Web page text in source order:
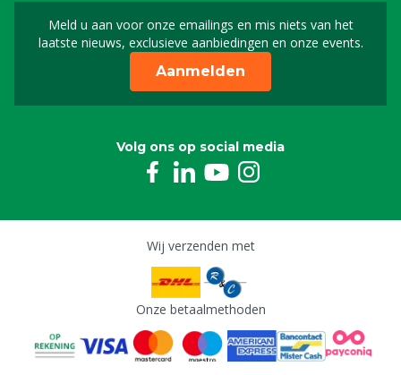
Meld u aan voor onze emailings en mis niets van het
laatste nieuws, exclusieve aanbiedingen en onze events.
Meld u aan voor onze
Aanmelden
Volg ons op social media
Wij verzenden met
Onze betaalmethoden